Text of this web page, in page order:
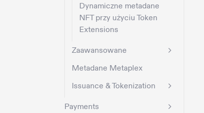
Dynamiczne metadane
NFT przy użyciu Token
Extensions
Zaawansowane
Metadane Metaplex
Issuance & Tokenization
Payments